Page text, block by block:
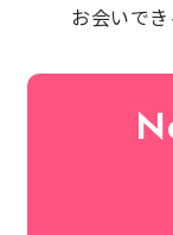
お会いでき